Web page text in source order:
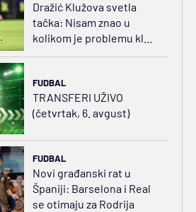
Dražić Klužova svetla
tačka: Nisam znao u
kolikom je problemu klub
FUDBAL
TRANSFERI UŽIVO
(četvrtak, 6. avgust)
FUDBAL
Novi građanski rat u
Španiji: Barselona i Real
se otimaju za Rodrija